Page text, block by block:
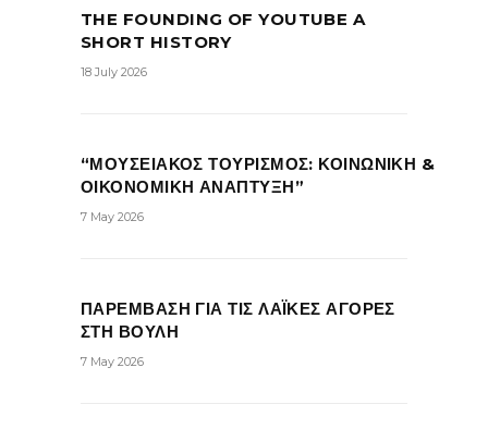
THE FOUNDING OF YOUTUBE A
SHORT HISTORY
18 July 2026
“ΜΟΥΣΕΙΑΚΟΣ ΤΟΥΡΙΣΜΟΣ: ΚΟΙΝΩΝΙΚΗ &
ΟΙΚΟΝΟΜΙΚΗ ΑΝΑΠΤΥΞΗ”
7 May 2026
ΠΑΡΕΜΒΑΣΗ ΓΙΑ ΤΙΣ ΛΑΪΚΕΣ ΑΓΟΡΕΣ
ΣΤΗ ΒΟΥΛΗ
7 May 2026